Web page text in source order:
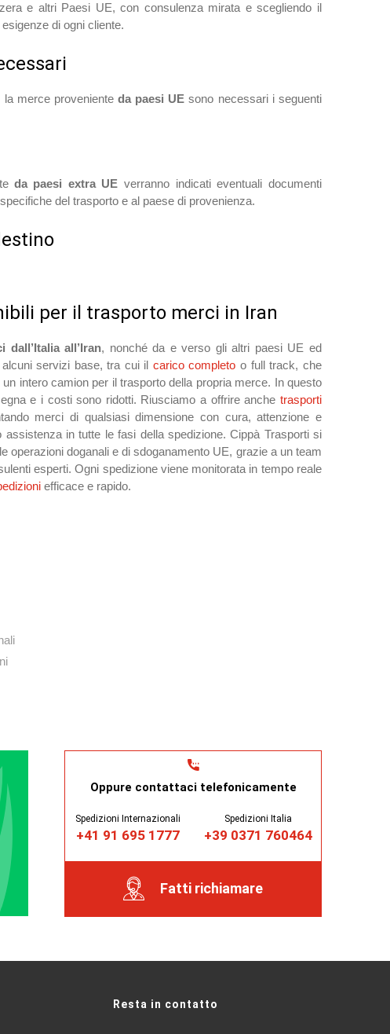
e altri Paesi UE, con consulenza mirata e scegliendo il
di ogni cliente.
merce proveniente da paesi UE sono necessari i seguenti
da paesi extra UE verranno indicati eventuali documenti
del trasporto e al paese di provenienza.
per il trasporto merci in Iran
dall’Italia all’Iran, nonché da e verso gli altri paesi UE ed
servizi base, tra cui il carico completo o full track, che
un intero camion per il trasporto della propria merce. In questo
e i costi sono ridotti. Riusciamo a offrire anche trasporti
merci di qualsiasi dimensione con cura, attenzione e
assistenza in tutte le fasi della spedizione. Cippà Trasporti si
operazioni doganali e di sdoganamento UE, grazie a un team
esperti. Ogni spedizione viene monitorata in tempo reale
efficace e rapido.
Oppure contattaci telefonicamente
Spedizioni Internazionali
+41 91 695 1777
Spedizioni Italia
+39 0371 760464
Fatti richiamare
Resta in contatto